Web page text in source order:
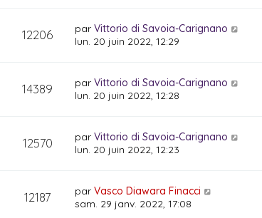
12206 parVittorio di Savoia-Carignano
lun. 20 juin 2022, 12:29
14389 parVittorio di Savoia-Carignano
lun. 20 juin 2022, 12:28
12570 parVittorio di Savoia-Carignano
lun. 20 juin 2022, 12:23
12187 parVasco Diawara Finacci
sam. 29 janv. 2022, 17:08